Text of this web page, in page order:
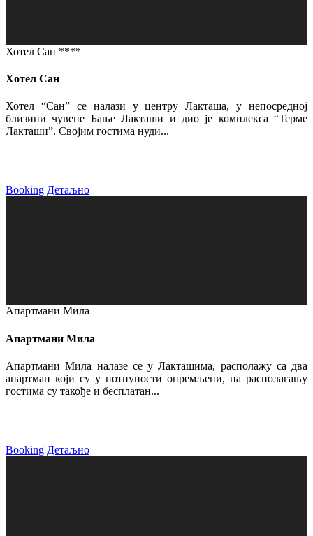
Хотел Сан ****
Хотел Сан
Хотел “Сан” се налази у центру Лакташа, у непосредној
близини чувене Бање Лакташи и дио је комплекса “Терме
Лакташи”. Својим гостима нуди...
Booking Детаљно
Апартмани Мила
Апартмани Мила
Апартмани Мила налазе се у Лакташима, располажу са два
апартман који су у потпуности опремљени, на располагању
гостима су такође и бесплатан...
Booking Детаљно